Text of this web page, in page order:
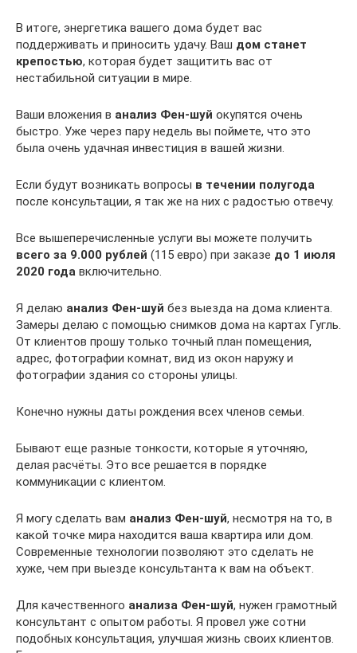
В итоге, энергетика вашего дома будет вас
поддерживать и приносить удачу. Ваш дом станет
крепостью, которая будет защитить вас от
нестабильной ситуации в мире.
Ваши вложения в анализ Фен-шуй окупятся очень
быстро. Уже через пару недель вы поймете, что это
была очень удачная инвестиция в вашей жизни.
Если будут возникать вопросы в течении полугода
после консультации, я так же на них с радостью отвечу.
Все вышеперечисленные услуги вы можете получить
всего за 9.000 рублей (115 евро) при заказе до 1 июля
2020 года включительно.
Я делаю анализ Фен-шуй без выезда на дома клиента.
Замеры делаю с помощью снимков дома на картах Гугль.
От клиентов прошу только точный план помещения,
адрес, фотографии комнат, вид из окон наружу и
фотографии здания со стороны улицы.
Конечно нужны даты рождения всех членов семьи.
Бывают еще разные тонкости, которые я уточняю,
делая расчёты. Это все решается в порядке
коммуникации с клиентом.
Я могу сделать вам анализ Фен-шуй, несмотря на то, в
какой точке мира находится ваша квартира или дом.
Современные технологии позволяют это сделать не
хуже, чем при выезде консультанта к вам на объект.
Для качественного анализа Фен-шуй, нужен грамотный
консультант с опытом работы. Я провел уже сотни
подобных консультация, улучшая жизнь своих клиентов.